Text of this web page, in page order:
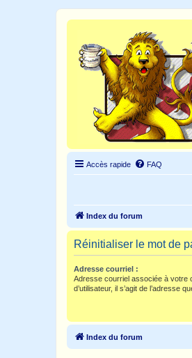
Accès rapide FAQ
Index du forum
Réinitialiser le mot de
Adresse courriel :
Adresse courriel associée à votre
d’utilisateur, il s’agit de l’adresse
Index du forum